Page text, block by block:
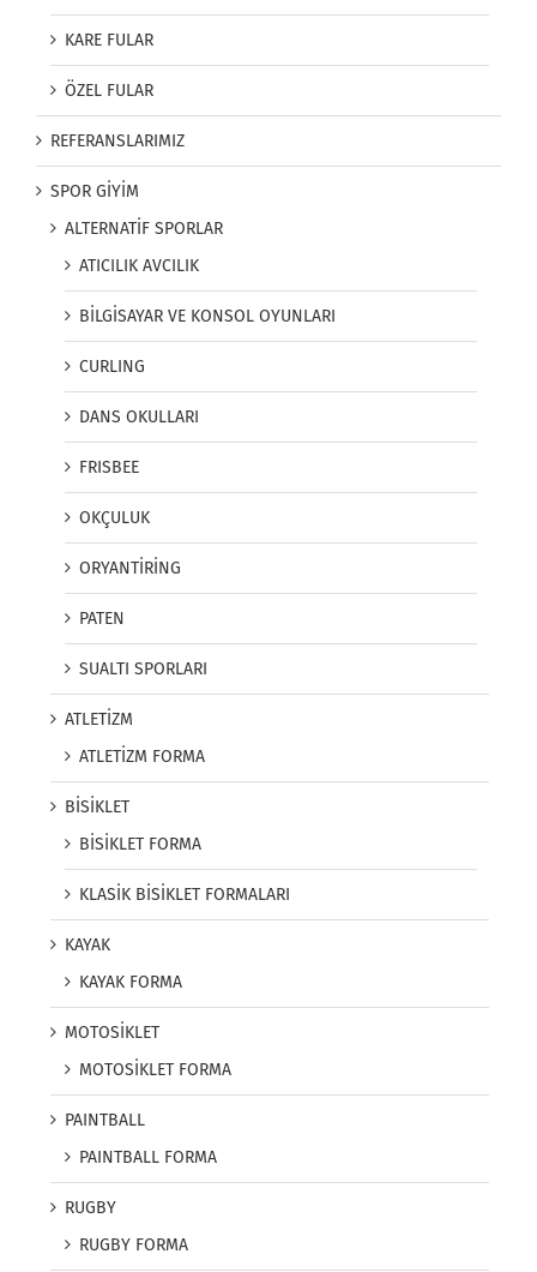
KARE FULAR
ÖZEL FULAR
REFERANSLARIMIZ
SPOR GİYİM
ALTERNATİF SPORLAR
ATICILIK AVCILIK
BİLGİSAYAR VE KONSOL OYUNLARI
CURLING
DANS OKULLARI
FRISBEE
OKÇULUK
ORYANTİRİNG
PATEN
SUALTI SPORLARI
ATLETİZM
ATLETİZM FORMA
BİSİKLET
BİSİKLET FORMA
KLASİK BİSİKLET FORMALARI
KAYAK
KAYAK FORMA
MOTOSİKLET
MOTOSİKLET FORMA
PAINTBALL
PAINTBALL FORMA
RUGBY
RUGBY FORMA